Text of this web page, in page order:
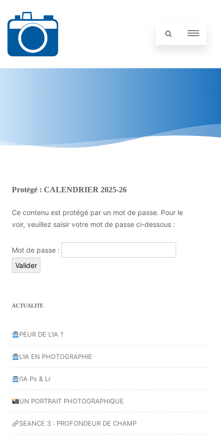
Protégé : CALENDRIER 2025-26
Ce contenu est protégé par un mot de passe. Pour le
voir, veuillez saisir votre mot de passe ci-dessous :
Mot de passe :
ACTUALITE
PEUR DE L’IA ?
L’IA EN PHOTOGRAPHIE
l’IA Ps & Lr
UN PORTRAIT PHOTOGRAPHIQUE
SEANCE 3 : PROFONDEUR DE CHAMP